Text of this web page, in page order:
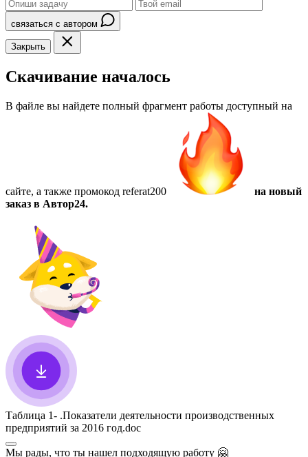
связаться с автором
Закрыть
Скачивание началось
В файле вы найдете полный фрагмент работы доступный на
сайте, а также промокод referat200
на новый
заказ в Автор24.
Таблица 1- .Показатели деятельности производственных
предприятий за 2016 год.doc
Мы рады, что ты нашел подходящую работу 🤗